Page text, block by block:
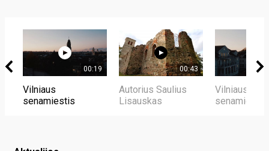
00:19
Vilniaus
senamiestis
00:43
Autorius Saulius
Lisauskas
Vilniaus
senamiestis